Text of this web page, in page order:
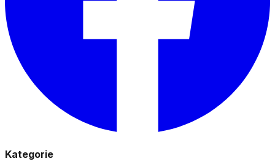
Kategorie